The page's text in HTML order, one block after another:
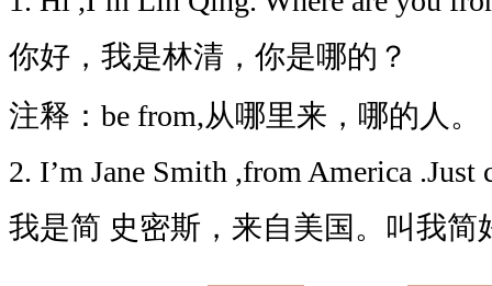
你好，我是林清，你是哪的？
注释：be from,从哪里来，哪的人。
2. I’m Jane Smith ,from America .Just
我是简 史密斯，来自美国。叫我简